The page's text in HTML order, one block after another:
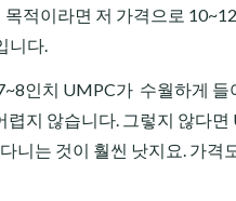
적이라면 저 가격으로
니다.
인치 UMPC가 수월하게
지 않습니다. 그렇지 않다
니는 것이 훨씬 낫지요. 가